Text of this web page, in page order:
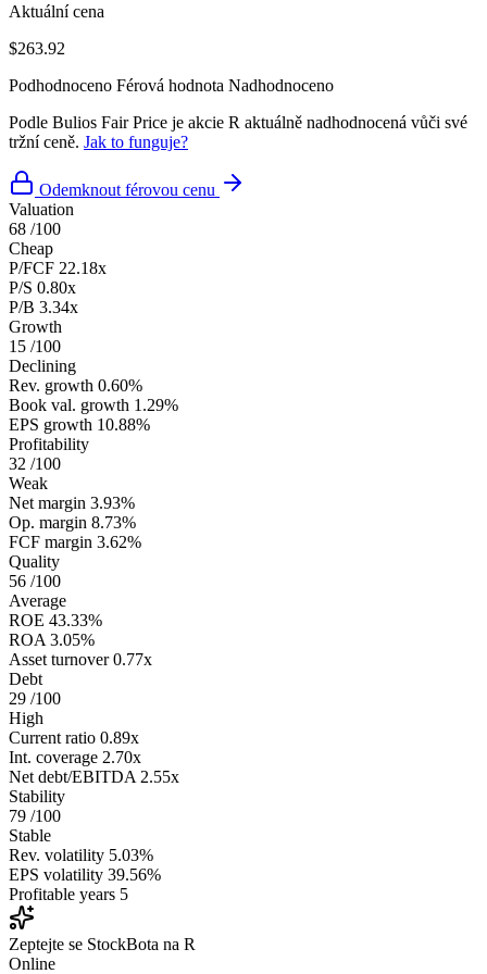
Aktuální cena
$263.92
Podhodnoceno Férová hodnota Nadhodnoceno
Podle Bulios Fair Price je akcie R aktuálně nadhodnocená vůči své
tržní ceně. Jak to funguje?
Odemknout férovou cenu
Valuation
68 /100
Cheap
P/FCF 22.18x
P/S 0.80x
P/B 3.34x
Growth
15 /100
Declining
Rev. growth 0.60%
Book val. growth 1.29%
EPS growth 10.88%
Profitability
32 /100
Weak
Net margin 3.93%
Op. margin 8.73%
FCF margin 3.62%
Quality
56 /100
Average
ROE 43.33%
ROA 3.05%
Asset turnover 0.77x
Debt
29 /100
High
Current ratio 0.89x
Int. coverage 2.70x
Net debt/EBITDA 2.55x
Stability
79 /100
Stable
Rev. volatility 5.03%
EPS volatility 39.56%
Profitable years 5
Zeptejte se StockBota na R
Online